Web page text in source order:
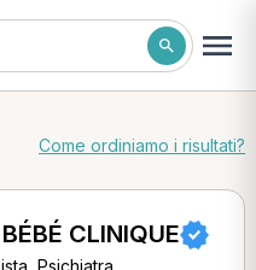
Come ordiniamo i risultati?
CLINIQUE
Psichiatra,